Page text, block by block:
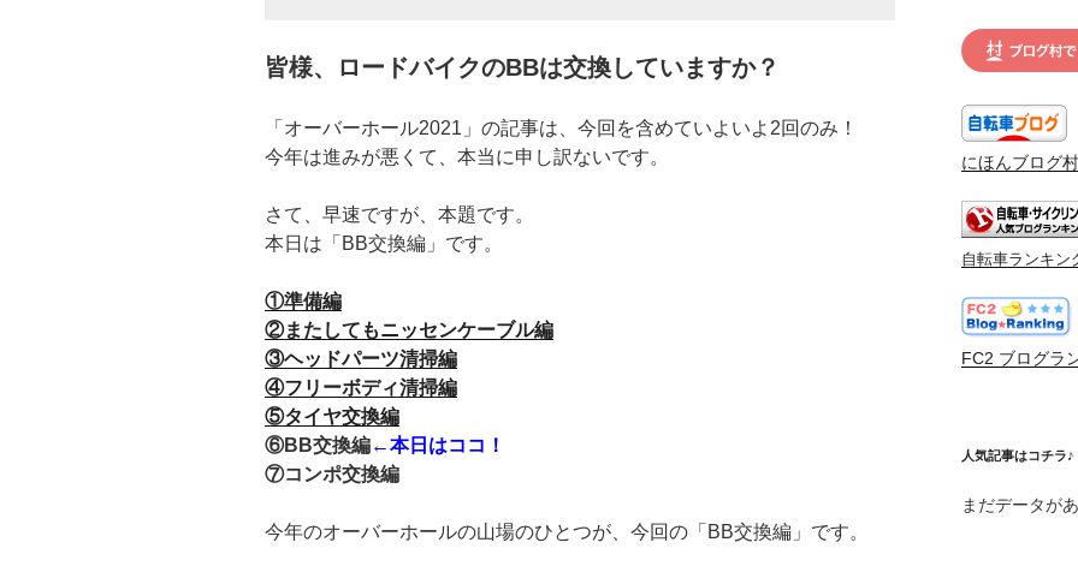
皆様、ロードバイクのBBは交換していますか？
「オーバーホール2021」の記事は、今回を含めていよいよ2回のみ！
今年は進みが悪くて、本当に申し訳ないです。
さて、早速ですが、本題です。
本日は「BB交換編」です。
①準備編
②またしてもニッセンケーブル編
③ヘッドパーツ清掃編
④フリーボディ清掃編
⑤タイヤ交換編
⑥BB交換編←本日はココ！
⑦コンポ交換編
今年のオーバーホールの山場のひとつが、今回の「BB交換編」です。
にほんブログ村
自転車ランキン
FC2 ブログラ
人気記事はコチラ♪
まだデータが